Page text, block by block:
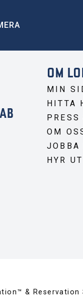
OM
MIN
HITTA
OM
JOBBA
HYR
& Reservation